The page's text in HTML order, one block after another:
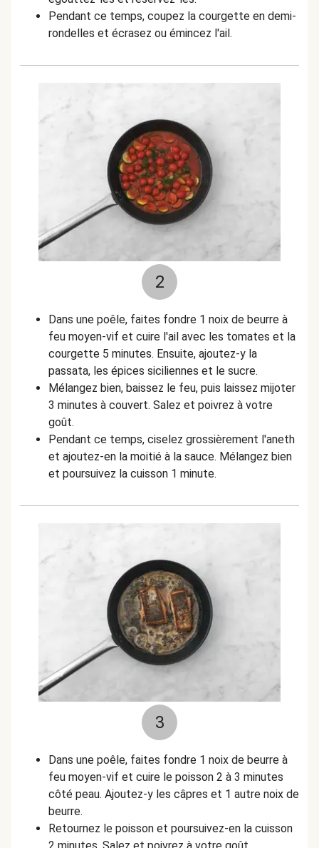
Pendant ce temps, coupez la courgette en demi-
rondelles et écrasez ou émincez l'ail.
2
Dans une poêle, faites fondre 1 noix de beurre à
feu moyen-vif et cuire l'ail avec les tomates et la
courgette 5 minutes. Ensuite, ajoutez-y la
passata, les épices siciliennes et le sucre.
Mélangez bien, baissez le feu, puis laissez mijoter
3 minutes à couvert. Salez et poivrez à votre
goût.
Pendant ce temps, ciselez grossièrement l'aneth
et ajoutez-en la moitié à la sauce. Mélangez bien
et poursuivez la cuisson 1 minute.
3
Dans une poêle, faites fondre 1 noix de beurre à
feu moyen-vif et cuire le poisson 2 à 3 minutes
côté peau. Ajoutez-y les câpres et 1 autre noix de
beurre.
Retournez le poisson et poursuivez-en la cuisson